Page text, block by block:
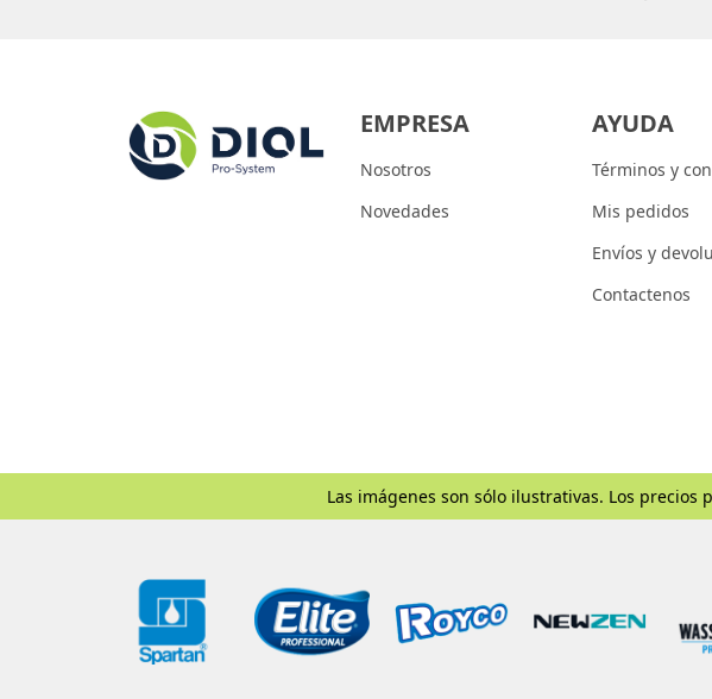
EMPRESA
Nosotros
Novedades
AYUDA
Términos y
Mis pedidos
Envíos y
Contactenos
Las imágenes son sólo ilustrativas. Los